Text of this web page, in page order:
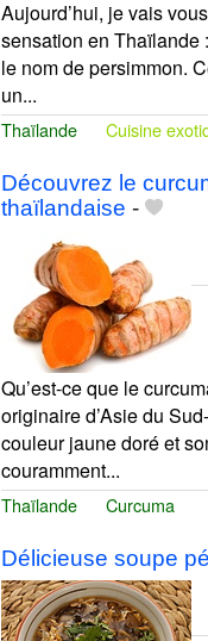
Aujourd’hui, je vais
sensation en Thaïlande
le nom de persimmon.
un...
Thaïlande Cuisine
Découvrez le
thaïlandaise -
Qu’est-ce que le
originaire d’Asie du
couleur jaune doré et
couramment...
Thaïlande Curcuma
Délicieuse soupe